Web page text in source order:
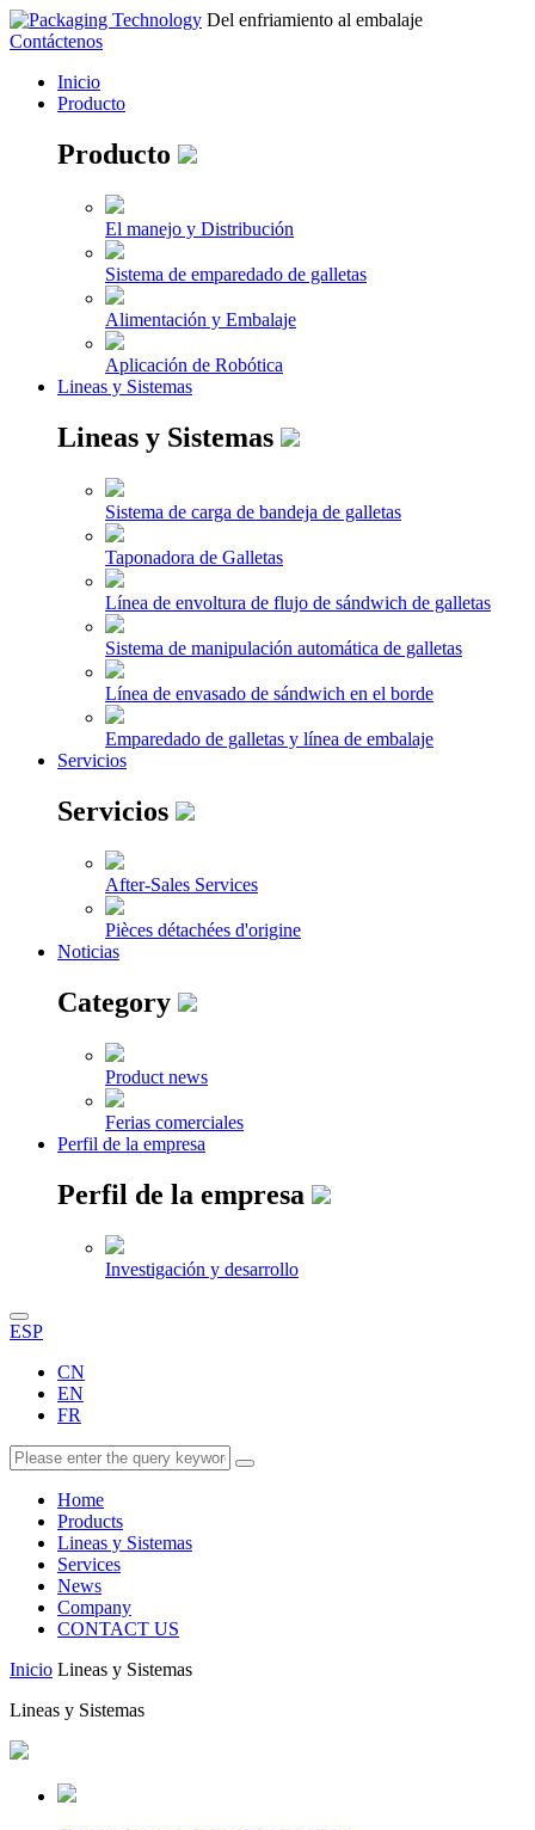
Del enfriamiento al embalaje
Contáctenos
Inicio
Producto
Producto
El manejo y Distribución
Sistema de emparedado de galletas
Alimentación y Embalaje
Aplicación de Robótica
Lineas y Sistemas
Lineas y Sistemas
Sistema de carga de bandeja de galletas
Taponadora de Galletas
Línea de envoltura de flujo de sándwich de galletas
Sistema de manipulación automática de galletas
Línea de envasado de sándwich en el borde
Emparedado de galletas y línea de embalaje
Servicios
Servicios
After-Sales Services
Pièces détachées d'origine
Noticias
Category
Product news
Ferias comerciales
Perfil de la empresa
Perfil de la empresa
Investigación y desarrollo
ESP
CN
EN
FR
Home
Products
Lineas y Sistemas
Services
News
Company
CONTACT US
Inicio Lineas y Sistemas
Lineas y Sistemas